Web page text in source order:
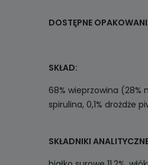
DOSTĘPNE
SKŁAD:
68% wieprzowina (28%
spirulina, 0,1% drożdże
SKŁADNIKI